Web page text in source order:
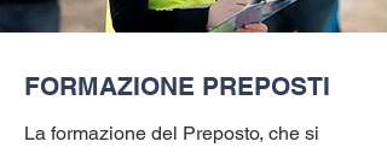
FORMAZIONE PREPOSTI
La formazione del Preposto, che si